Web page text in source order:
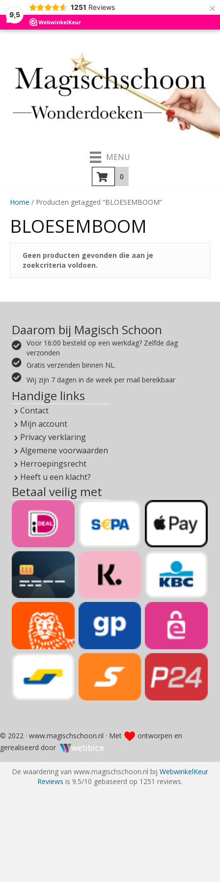
9,5
1251 Reviews ×
MENU
0
Home / Producten getagged “BLOESEMBOOM”
BLOESEMBOOM
Geen producten gevonden die aan je
zoekcriteria voldoen.
Daarom bij Magisch Schoon
Voor 16:00 besteld op een werkdag? Zelfde dag
verzonden
Gratis verzenden binnen NL.
Wij zijn 7 dagen in de week per mail bereikbaar
Handige links
Contact
Mijn account
Privacy verklaring
Algemene voorwaarden
Herroepingsrecht
Heeft u een klacht?
Betaal veilig met
© 2022 · www.magischschoon.nl · Met
ontworpen en
gerealiseerd door
De waardering van www.magischschoon.nl bij WebwinkelKeur
Reviews is 9.5/10 gebaseerd op 1251 reviews.